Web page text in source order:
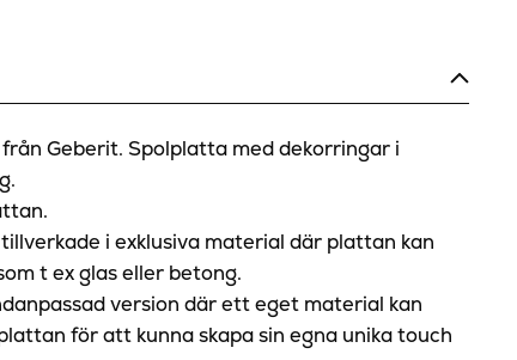
Geberit. Spolplatta med dekorringar i
i exklusiva material där plattan kan
t ex glas eller betong.
version där ett eget material kan
för att kunna skapa sin egna unika touch